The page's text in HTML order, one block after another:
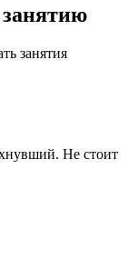
занятию
занятия
Не стоит